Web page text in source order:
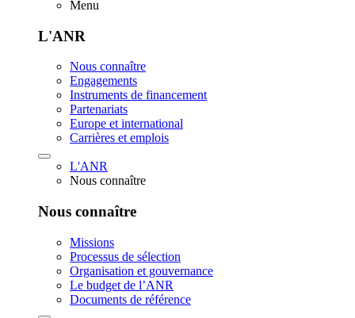
Menu
L'ANR
Nous connaître
Engagements
Instruments de financement
Partenariats
Europe et international
Carrières et emplois
L'ANR
Nous connaître
Nous connaître
Missions
Processus de sélection
Organisation et gouvernance
Le budget de l’ANR
Documents de référence